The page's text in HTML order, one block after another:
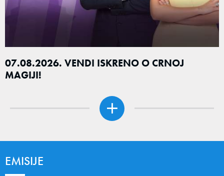
07.08.2026. VENDI ISKRENO O CRNOJ
MAGIJI!
EMISIJE